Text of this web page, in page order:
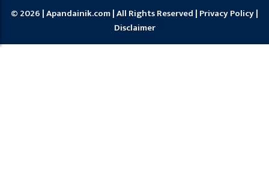
© 2026 | Apandainik.com | All Rights Reserved | Privacy Policy|
Disclaimer